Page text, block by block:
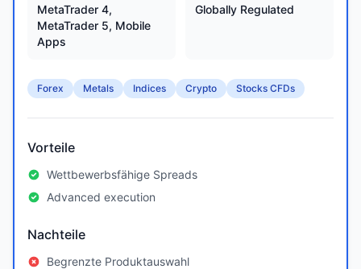
MetaTrader 4,
MetaTrader 5, Mobile
Apps
Globally Regulated
Forex Metals Indices Crypto Stocks CFDs
Vorteile
Wettbewerbsfähige Spreads
Advanced execution
Nachteile
Begrenzte Produktauswahl